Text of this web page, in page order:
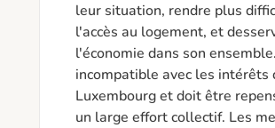
leur situation, rendre plus
l'accès au logement, et
l'économie dans son
incompatible avec les intérêts
Luxembourg et doit être
un large effort collectif. Les